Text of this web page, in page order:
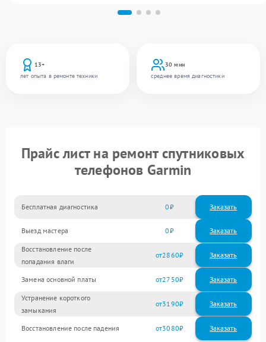
13+
лет опыта в ремонте техники
30 мин
среднее время диагностики
Прайс лист на ремонт спутниковых
телефонов Garmin
Бесплатная диагностика 0 Заказать
Выезд мастера 0 Заказать
Восстановление после
попадания влаги
2860
Замена основной платы 2750
Устранение короткого
замыкания
3190
Восстановление после падения 3080